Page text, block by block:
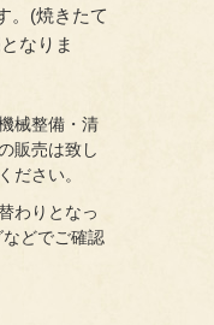
。(焼きたて
なりま
械整備・清
販売は致し
ださい。
わりとなっ
どでご確認